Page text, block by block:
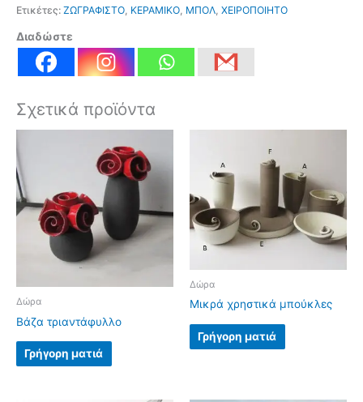
Ετικέτες: ΖΩΓΡΑΦΙΣΤΟ, ΚΕΡΑΜΙΚΟ, ΜΠΟΛ, ΧΕΙΡΟΠΟΙΗΤΟ
Διαδώστε
Σχετικά προϊόντα
Δώρα
Βάζα τριαντάφυλλο
Γρήγορη ματιά
Δώρα
Μικρά χρηστικά μπούκλες
Γρήγορη ματιά